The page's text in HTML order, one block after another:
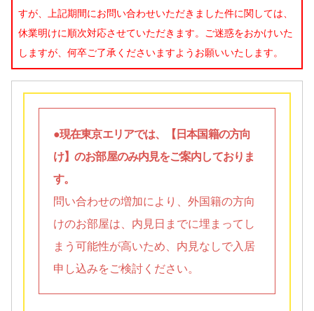
すが、上記期間にお問い合わせいただきました件に関しては、
休業明けに順次対応させていただきます。ご迷惑をおかけいた
しますが、何卒ご了承くださいますようお願いいたします。
●現在東京エリアでは、【日本国籍の方向
け】のお部屋のみ内見をご案内しておりま
す。
問い合わせの増加により、外国籍の方向
けのお部屋は、内見日までに埋まってし
まう可能性が高いため、内見なしで入居
申し込みをご検討ください。